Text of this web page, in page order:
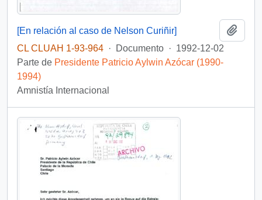
[En relación al caso de Nelson Curiñir]
CL CLUAH 1-93-964 · Documento · 1992-12-02
Parte de Presidente Patricio Aylwin Azócar (1990-
1994)
Amnistía Internacional